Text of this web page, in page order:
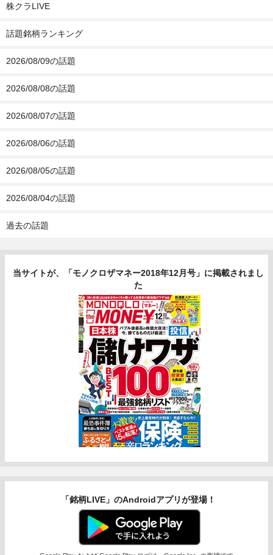
株クラLIVE
話題銘柄ランキング
2026/08/09の話題
2026/08/08の話題
2026/08/07の話題
2026/08/06の話題
2026/08/05の話題
2026/08/04の話題
過去の話題
当サイトが、「モノクロザマネー2018年12月号」に掲載されまし
た
「銘柄LIVE」のAndroidアプリが登場！